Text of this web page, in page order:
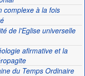
complexe à la fois
de l'Eglise universelle
afirmative et la
du Temps Ordinaire